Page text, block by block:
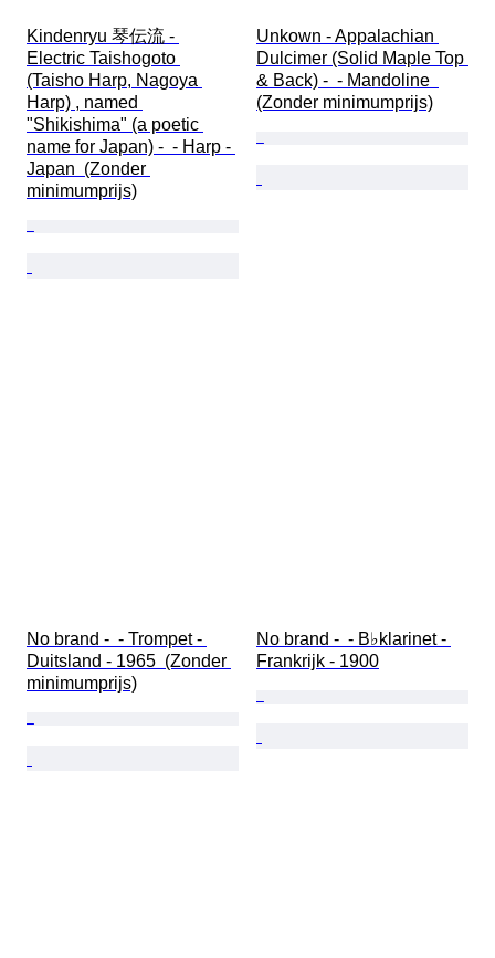
Kindenryu 琴伝流 -
Electric Taishogoto
(Taisho Harp, Nagoya
Harp) , named
"Shikishima" (a poetic
name for Japan) -  - Harp -
Japan  (Zonder
minimumprijs)
Unkown - Appalachian
Dulcimer (Solid Maple Top
& Back) -  - Mandoline
(Zonder minimumprijs)
No brand -  - Trompet -
Duitsland - 1965  (Zonder
minimumprijs)
No brand -  - B♭klarinet -
Frankrijk - 1900